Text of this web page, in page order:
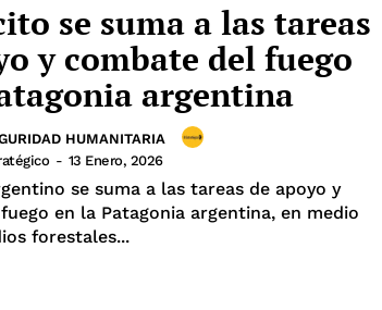
se suma a las tareas
y combate del fuego
argentina
HUMANITARIA
- 13 Enero, 2026
se suma a las tareas de apoyo y
en la Patagonia argentina, en medio
forestales...